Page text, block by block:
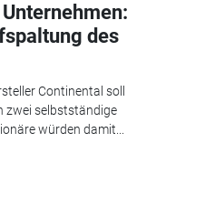
des
Continental soll
zwei selbstständige
würden damit...